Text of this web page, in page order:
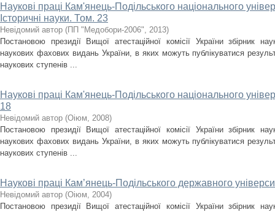
Наукові праці Кам'янець-Подільського національного
Історичні науки. Том. 23
Невідомий автор (ПП "Медобори-2006", 2013)
Постановою президії Вищої атестаційної комісії України збірник
наукових фахових видань України, в яких можуть публікуватися
наукових ступенів ...
Наукові праці Кам'янець-Подільського національного
18
Невідомий автор (Оіюм, 2008)
Постановою президії Вищої атестаційної комісії України збірник
наукових фахових видань України, в яких можуть публікуватися
наукових ступенів ...
Наукові праці Кам’янець-Подільського державного
Невідомий автор (Оіюм, 2004)
Постановою президії Вищої атестаційної комісії України збірник